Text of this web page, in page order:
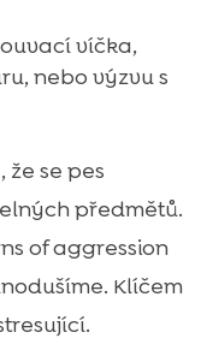
víčka,
nebo výzvu s
se pes
předmětů.
of aggression
Klíčem